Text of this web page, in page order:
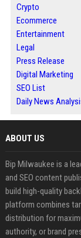
Crypto
Ecommerce
Entertainment
Legal
Press Release
Digital Marketing
SEO List
Daily News
ABOUT US
Bip Milwaukee is a
and SEO content
build high-quality
platform combines
distribution for
authority, or brand